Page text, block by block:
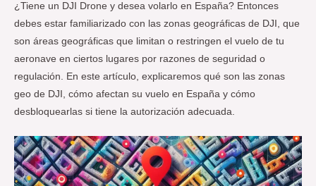
¿Tiene un DJI Drone y desea volarlo en España? Entonces
debes estar familiarizado con las zonas geográficas de DJI, que
son áreas geográficas que limitan o restringen el vuelo de tu
aeronave en ciertos lugares por razones de seguridad o
regulación. En este artículo, explicaremos qué son las zonas
geo de DJI, cómo afectan su vuelo en España y cómo
desbloquearlas si tiene la autorización adecuada.